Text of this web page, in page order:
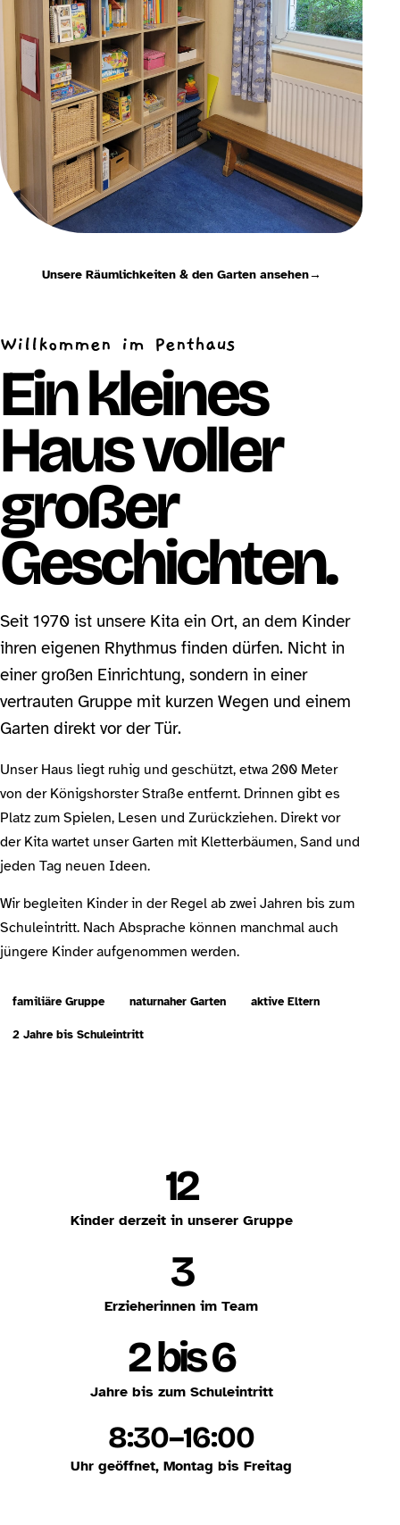
Unsere Räumlichkeiten & den Garten ansehen→
Willkommen im Penthaus
Ein kleines
Haus voller
großer
Geschichten.
Seit 1970 ist unsere Kita ein Ort, an dem Kinder
ihren eigenen Rhythmus finden dürfen. Nicht in
einer großen Einrichtung, sondern in einer
vertrauten Gruppe mit kurzen Wegen und einem
Garten direkt vor der Tür.
Unser Haus liegt ruhig und geschützt, etwa 200 Meter
von der Königshorster Straße entfernt. Drinnen gibt es
Platz zum Spielen, Lesen und Zurückziehen. Direkt vor
der Kita wartet unser Garten mit Kletterbäumen, Sand und
jeden Tag neuen Ideen.
Wir begleiten Kinder in der Regel ab zwei Jahren bis zum
Schuleintritt. Nach Absprache können manchmal auch
jüngere Kinder aufgenommen werden.
familiäre Gruppe naturnaher Garten aktive Eltern
2 Jahre bis Schuleintritt
12
Kinder derzeit in unserer Gruppe
3
Erzieherinnen im Team
2 bis 6
Jahre bis zum Schuleintritt
8:30–16:00
Uhr geöffnet, Montag bis Freitag